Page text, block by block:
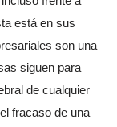
está en sus
son una
siguen para
de cualquier
fracaso de una